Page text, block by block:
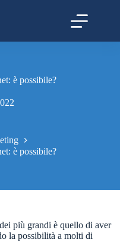
è possibile?
è possibile?
più grandi è quello di aver
la possibilità a molti di